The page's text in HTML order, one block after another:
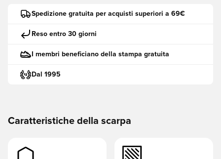
Spedizione gratuita per acquisti superiori a 69€
Reso entro 30 giorni
I membri beneficiano della stampa gratuita
Dal 1995
Caratteristiche della scarpa